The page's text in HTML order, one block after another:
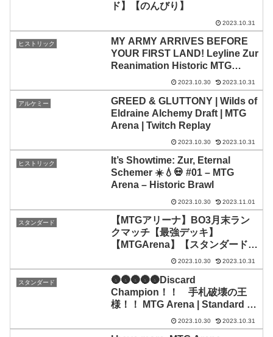
ド】【のんびり】
2023.10.31
ヒストリック
MY ARMY ARRIVES BEFORE
YOUR FIRST LAND! Leyline Zur
Reanimation Historic MTG
2023.10.30 2023.10.31
アルケミー
GREED & GLUTTONY | Wilds of
Eldraine Alchemy Draft | MTG
Arena | Twitch Replay
2023.10.30 2023.10.31
ヒストリック
It’s Showtime: Zur, Eternal
Schemer ☀️💧💀 #01 – MTG
Arena – Historic Brawl
2023.10.30 2023.11.01
スタンダード
【MTGアリーナ】BO3月末ラン
クマッチ【最強デッキ】
【MTGArena】【スタンダード】
2023.10.30 2023.10.31
スタンダード
🌚🌚🌚🌚🌚Discard
Champion！！ 手札破壊の王
様！！ MTG Arena | Standard |
Wilds of Eldraine2023.10.30 2023.10.31